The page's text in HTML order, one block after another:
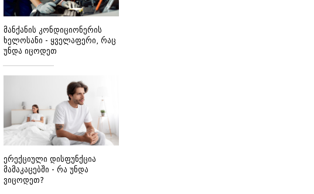
მანქანის კონდიციონერის
ხელოსანი - ყველაფერი, რაც
უნდა იცოდეთ
ერექციული დისფუნქცია
მამაკაცებში - რა უნდა
ვიცოდეთ?